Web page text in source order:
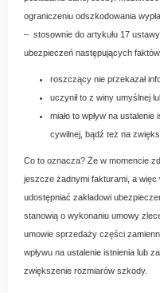
ograniczeniu odszkodowania
– stosownie do artykułu 17
ubezpieczeń następujących
roszczący nie przekazał
uczynił to z winy umyślnej
miało to wpływ na
cywilnej, bądź też na
Co to oznacza? Że w momencie
jeszcze żadnymi fakturami, a
udostępniać zakładowi
stanowią o wykonaniu umowy
umowie sprzedaży części
wpływu na ustalenie istnienia lub
zwiększenie rozmiarów szkody.